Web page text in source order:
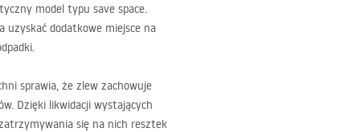
model typu save space.
uzyskać dodatkowe miejsce na
sprawia, że zlew zachowuje
Dzięki likwidacji wystających
się na nich resztek